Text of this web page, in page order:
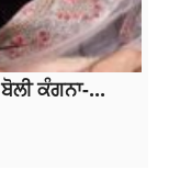
ਕੰਗਨਾ-...